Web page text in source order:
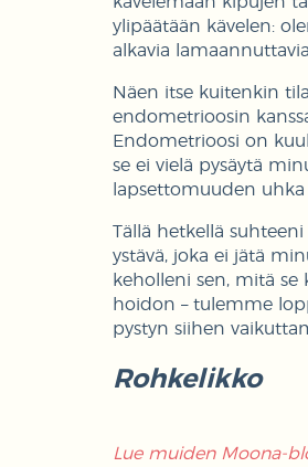
ylipäätään kävelen:
alkavia
Näen itse kuitenkin
endometrioosin
Endometrioosi on
se ei vielä pysäytä
lapsettomuuden
Tällä hetkellä
ystävä, joka ei jätä
keholleni sen, mitä se
hoidon – tulemme
pystyn siihen
Rohkelikko
Lue muiden Moona-